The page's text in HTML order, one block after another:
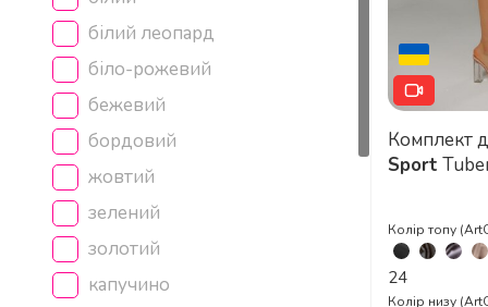
білий леопард
біло-рожевий
бежевий
бордовий
жовтий
зелений
золотий
капучино
Комплект
Sport
Колір топу
24
Колір низу